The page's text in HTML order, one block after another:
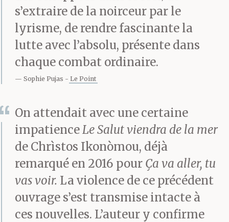
menacé, comme quoi s’il
faisait quoi que ce soit de
ce qu’il prévoyait — aller
chez les flics, avertir les
télés, tout déballer sur
Internet —, quoi que ce
soit, il ne les reverrait
jamais, ni elle ni les
enfants. Tàssos a dit
d’accord, mais ne s’est
s’extraire de la noirceur par le
lyrisme, de rendre fascinante la
lutte avec l’absolu, présente dans
chaque combat ordinaire.
Sophie Pujas Le Point
On attendait avec une certaine
impatienceLe Salut viendra de la mer
de Chrìstos Ikonòmou, déjà
remarqué en 2016 pour Ça va aller, tu
vas voir. La violence de ce précédent
ouvrage s’est transmise intacte à
ces nouvelles. L’auteur y confirme